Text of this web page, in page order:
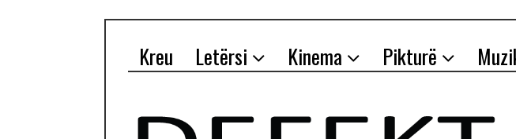
Kreu Letërsi Kinema Pikturë